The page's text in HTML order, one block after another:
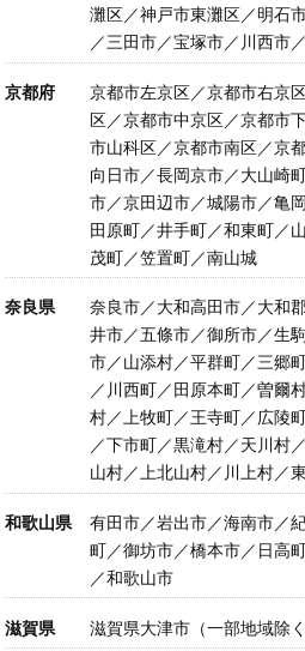
灘区／神戸市東灘区／明石
／三田市／宝塚市／川西市
京都府
京都市左京区／京都市右京
区／京都市中京区／京都市
市山科区／京都市南区／京
向日市／長岡京市／大山崎
市／京田辺市／城陽市／亀
田原町／井手町／和東町／
茂町／笠置町／南山城
奈良県
奈良市／大和高田市／大和
井市／五條市／御所市／生
市／山添村／平群町／三郷
／川西町／田原本町／曽爾
村／上牧町／王寺町／広陵
／下市町／黒滝村／天川村
山村／上北山村／川上村／
和歌山県
有田市／岩出市／海南市／
町／御坊市／橋本市／日高
／和歌山市
滋賀県 滋賀県大津市（一部地域除